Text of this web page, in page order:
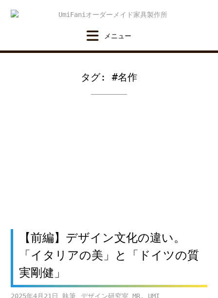
タグ: #名作
【前編】デザイン文化の違い。
「イタリアの美」と「ドイツの質
実剛健」
2025年4月21日 デザイン研究室 MR. UMI